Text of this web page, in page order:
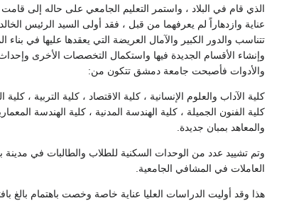
الذي قام في البلاد ، واستمر التعليم الجامعي على حاله إلى قامت
عناية وازدهاراً لم يعرفهما من قبل ، فقد أولى السيد الرئيس
تتناسب والدور الكبير والآمال العريضة التي يعقدها عليها في
وإنشاء الأقسام الجديدة فيها واستكمال التخصصات الأخرى
والأدوات فأصبحت جامعة دمشق تتكون من:
كلية الآداب والعلوم الإنسانية ، كلية الاقتصاد ، كلية التربية ،
كلية الفنون الجميلة ، كلية الهندسة المدنية ، كلية الهندسة
والمعاهد بمبان جديدة.
وتم تشييد عدد من الوحدات السكنية للطلاب والطالبات في
العاملات في المشافي الجامعية.
هذا وقد أوليت الدراسات العليا عناية خاصة وخصت باهتمام بالغ